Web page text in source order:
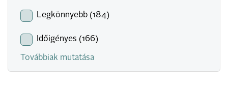
Legkönnyebb (184)
Időigényes (166)
Továbbiak mutatása